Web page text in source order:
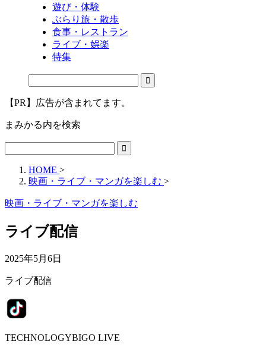
遊び・体験
ぶらり旅・散歩
食事・レストラン
ライブ・娯楽
特集
【PR】広告が含まれてます。
まみかる内を検索
HOME >
映画・ライブ・マンガを楽しむ >
映画・ライブ・マンガを楽しむ
ライブ配信
2025年5月6日
ライブ配信
TECHNOLOGYBIGO LIVE